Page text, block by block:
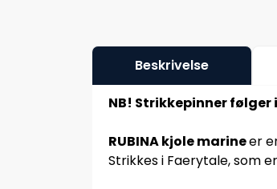
Beskrivelse
NB! Strikkepinner
RUBINA kjole marineer
Strikkes i Faerytale, som